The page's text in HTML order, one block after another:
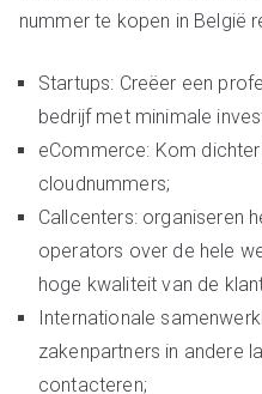
nummer te kopen in België
Startups: Creëer een
bedrijf met minimale
eCommerce: Kom
cloudnummers;
Callcenters: organiseren
operators over de hele
hoge kwaliteit van de
Internationale
zakenpartners in andere
contacteren;